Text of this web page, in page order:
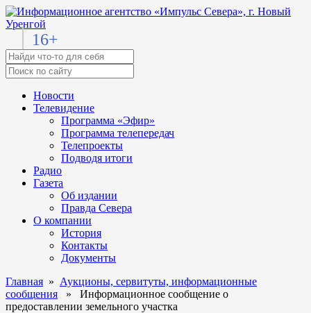
16+
Новости
Телевидение
Программа «Эфир»
Программа телепередач
Телепроекты
Подводя итоги
Радио
Газета
Об издании
Правда Севера
О компании
История
Контакты
Документы
Главная » Аукционы, сервитуты, информационные
сообщения » Информационное сообщение о
предоставлении земельного участка